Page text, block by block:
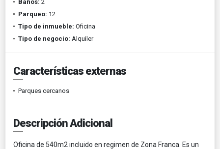
Baños: 2
Parqueo: 12
Tipo de inmueble: Oficina
Tipo de negocio: Alquiler
Características externas
Parques cercanos
Descripción Adicional
Oficina de 540m2 incluido en regimen de Zona Franca. Es un